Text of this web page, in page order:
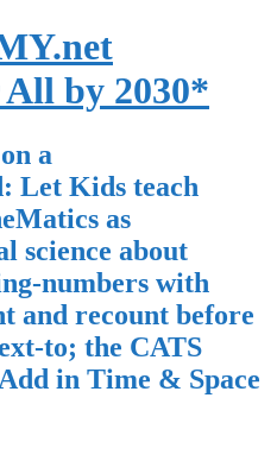
by 2030*
a
Let Kids teach
as
science about
numbers with
and recount before
to; the CATS
in Time & Space